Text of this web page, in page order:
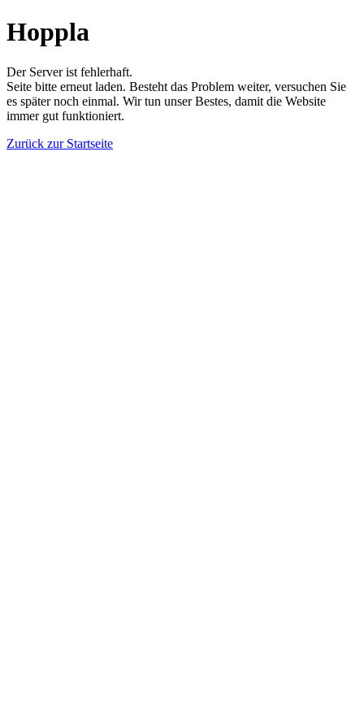
Hoppla
Der Server ist fehlerhaft.
Seite bitte erneut laden. Besteht das Problem weiter, versuchen Sie
es später noch einmal. Wir tun unser Bestes, damit die Website
immer gut funktioniert.
Zurück zur Startseite